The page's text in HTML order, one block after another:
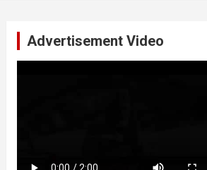
Advertisement Video